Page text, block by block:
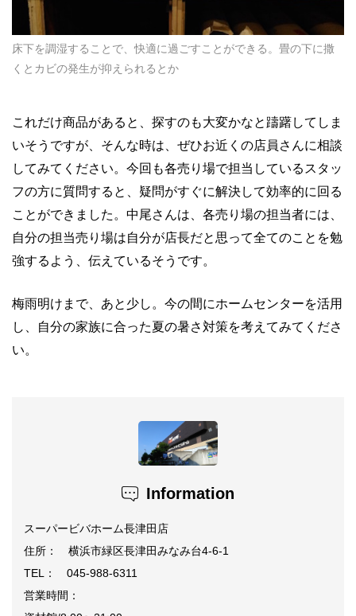
床下を調湿することで、快適に過ごすことができる。畳の下に撒
くとカビの発生が抑えられるとか
これだけ商品があると、探すのも大変かなと躊躇してしま
いそうですが、そんな時は、ぜひお近くの店員さんに相談
してみてください。今回も各売り場で担当しているスタッ
フの方に質問すると、疑問がすぐに解決して効率的に回る
ことができました。中尾さんは、各売り場の担当者には、
自分の担当売り場は自分が店長だと思って全てのことを勉
強するよう、伝えているそうです。
梅雨明けまで、あと少し。今の間にホームセンターを活用
し、自分の家族に合った夏の暑さ対策を考えてみてくださ
い。
Information
スーパービバホーム長津田店
住所： 横浜市緑区長津田みなみ台4-6-1
TEL： 045-988-6311
営業時間：